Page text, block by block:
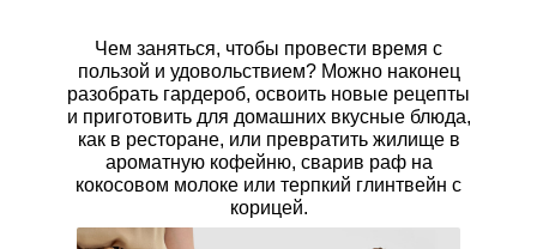
Чем заняться, чтобы провести время с
пользой и удовольствием? Можно наконец
разобрать гардероб, освоить новые рецепты
и приготовить для домашних вкусные блюда,
как в ресторане, или превратить жилище в
ароматную кофейню, сварив раф на
кокосовом молоке или терпкий глинтвейн с
корицей.